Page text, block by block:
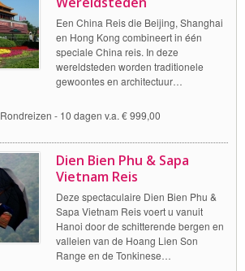
Een China Reis die Beijing, Shanghai
en Hong Kong combineert in één
speciale China reis. In deze
wereldsteden worden traditionele
gewoontes en architectuur…
Rondreizen - 10 dagen v.a. € 999,00
Dien Bien Phu & Sapa
Vietnam Reis
Deze spectaculaire Dien Bien Phu &
Sapa Vietnam Reis voert u vanuit
Hanoi door de schitterende bergen en
valleien van de Hoang Lien Son
Range en de Tonkinese…